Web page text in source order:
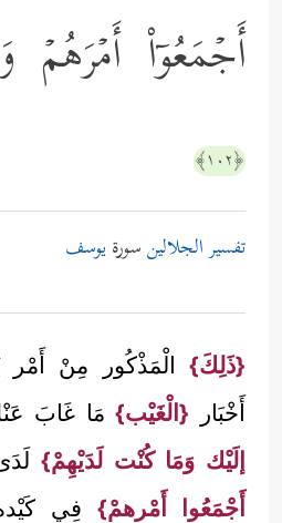
أَجۡمَعُوۤاْ أَمۡرَهُمۡ
﴿١٠٢﴾
تفسير الجلالينسورةيوسف
{ذَلِكَ}الْمَذْكُور مِنْ
أَخْبَار {الْغَيْب}مَا غَابَ
إلَيْك وَمَا كُنْت لَدَيْهِمْ}
أَجْمَعُوا أَمْرهمْ} فِي